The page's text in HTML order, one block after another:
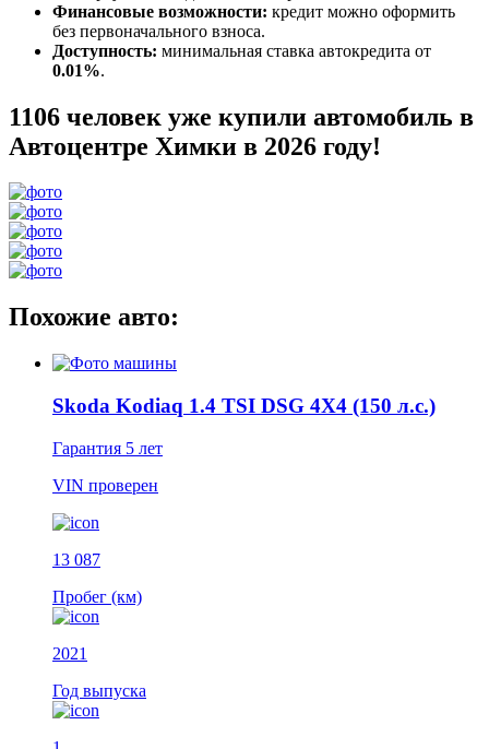
Финансовые возможности: кредит можно оформить
без первоначального взноса.
Доступность: минимальная ставка автокредита от
0.01%.
1106 человек уже купили автомобиль в
Автоцентре Химки в 2026 году!
Похожие авто:
Skoda Kodiaq 1.4 TSI DSG 4X4 (150 л.с.)
Гарантия 5 лет
VIN проверен
13 087
Пробег (км)
2021
Год выпуска